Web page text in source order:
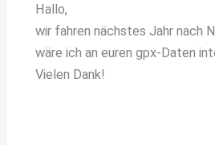
Hallo,
wir fahren nächstes Jahr nach
wäre ich an euren gpx-Daten
Vielen Dank!